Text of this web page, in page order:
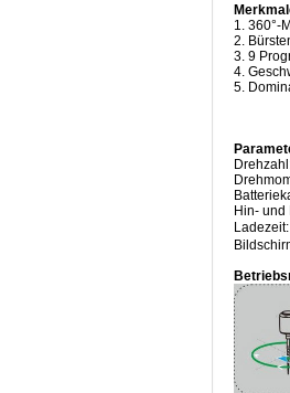
1. 360°-
2.
3. 9
4.
5.
Hin- und